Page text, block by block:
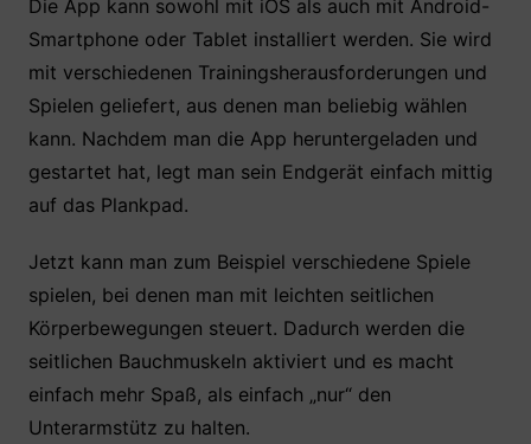
Die App kann sowohl mit iOS als auch mit Android-
Smartphone oder Tablet installiert werden. Sie wird
mit verschiedenen Trainingsherausforderungen und
Spielen geliefert, aus denen man beliebig wählen
kann. Nachdem man die App heruntergeladen und
gestartet hat, legt man sein Endgerät einfach mittig
auf das Plankpad.
Jetzt kann man zum Beispiel verschiedene Spiele
spielen, bei denen man mit leichten seitlichen
Körperbewegungen steuert. Dadurch werden die
seitlichen Bauchmuskeln aktiviert und es macht
einfach mehr Spaß, als einfach „nur“ den
Unterarmstütz zu halten.